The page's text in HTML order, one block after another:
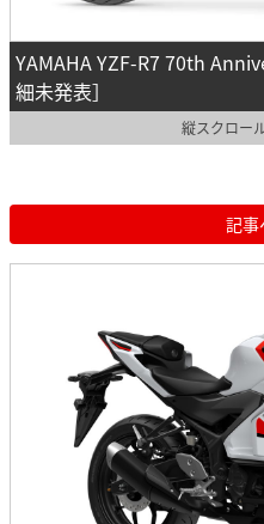
YAMAHA YZF-R7 70th
細未発表］
縦スクロー
記事